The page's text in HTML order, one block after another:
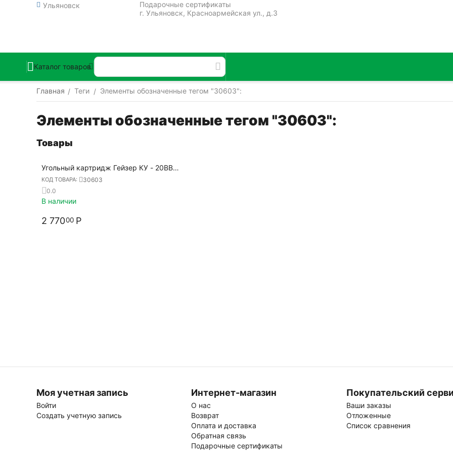
Ульяновск
Подарочные сертификаты
г. Ульяновск, Красноармейская ул., д.3
Каталог товаров
Главная / Теги / Элементы обозначенные тегом "30603":
Элементы обозначенные тегом "30603":
Товары
Угольный картридж Гейзер КУ - 20BB
(гранулированный уголь), 30603
КОД ТОВАРА:
30603
0.0
В наличии
2 77000 Р
Моя учетная запись
Войти
Создать учетную запись
Интернет-магазин
О нас
Возврат
Оплата и доставка
Обратная связь
Подарочные сертификаты
Покупательский
Ваши заказы
Отложенные
Список сравнения